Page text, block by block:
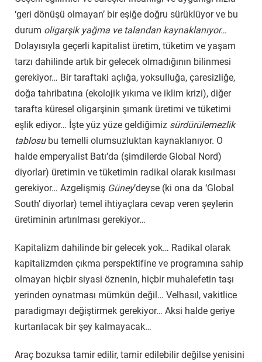
‘geri dönüşü olmayan’ bir eşiğe doğru sürüklüyor ve bu
durum oligarşik yağma ve talandan kaynaklanıyor…
Dolayısıyla geçerli kapitalist üretim, tüketim ve yaşam
tarzı dahilinde artık bir gelecek olmadığının bilinmesi
gerekiyor… Bir taraftaki açlığa, yoksulluğa, çaresizliğe,
doğa tahribatına (ekolojik yıkıma ve iklim krizi), diğer
tarafta küresel oligarşinin şımarık üretimi ve tüketimi
eşlik ediyor… İşte yüz yüze geldiğimiz sürdürülemezlik
tablosu bu temelli olumsuzluktan kaynaklanıyor. O
halde emperyalist Batı’da (şimdilerde Global Nord)
diyorlar) üretimin ve tüketimin radikal olarak kısılması
gerekiyor… Azgelişmiş Güney’deyse (ki ona da ‘Global
South’ diyorlar) temel ihtiyaçlara cevap veren şeylerin
üretiminin artırılması gerekiyor…
Kapitalizm dahilinde bir gelecek yok… Radikal olarak
kapitalizmden çıkma perspektifine ve programına sahip
olmayan hiçbir siyasi öznenin, hiçbir muhalefetin taşı
yerinden oynatması mümkün değil… Velhasıl, vakitlice
paradigmayı değiştirmek gerekiyor… Aksi halde geriye
kurtarılacak bir şey kalmayacak…
Araç bozuksa tamir edilir, tamir edilebilir değilse yenisini